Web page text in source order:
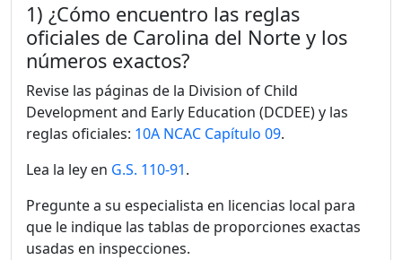
1) ¿Cómo encuentro las reglas
oficiales de Carolina del Norte y los
números exactos?
Revise las páginas de la Division of Child
Development and Early Education (DCDEE) y las
reglas oficiales: 10A NCAC Capítulo 09.
Lea la ley en G.S. 110-91.
Pregunte a su especialista en licencias local para
que le indique las tablas de proporciones exactas
usadas en inspecciones.